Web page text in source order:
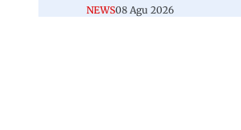
NEWS08 Agu 2026